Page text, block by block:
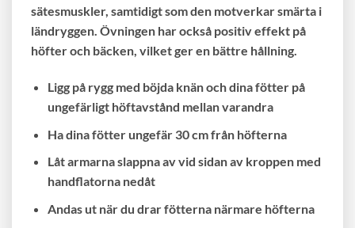
sätesmuskler, samtidigt som den motverkar smärta i
ländryggen. Övningen har också positiv effekt på
höfter och bäcken, vilket ger en bättre hållning.
Ligg på rygg med böjda knän och dina fötter på
ungefärligt höftavstånd mellan varandra
Ha dina fötter ungefär 30 cm från höfterna
Låt armarna slappna av vid sidan av kroppen med
handflatorna nedåt
Andas ut när du drar fötterna närmare höfterna